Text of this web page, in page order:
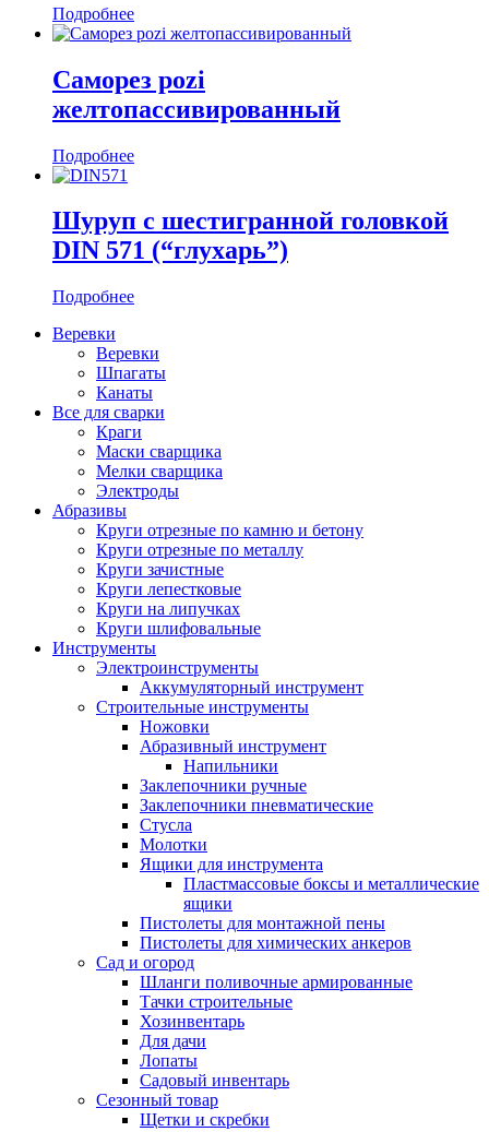
Подробнее
Саморез pozi
желтопассивированный
Подробнее
Шуруп с шестигранной головкой
DIN 571 (“глухарь”)
Подробнее
Веревки
Веревки
Шпагаты
Канаты
Все для сварки
Краги
Маски сварщика
Мелки сварщика
Электроды
Абразивы
Круги отрезные по камню и бетону
Круги отрезные по металлу
Круги зачистные
Круги лепестковые
Круги на липучках
Круги шлифовальные
Инструменты
Электроинструменты
Аккумуляторный инструмент
Строительные инструменты
Ножовки
Абразивный инструмент
Напильники
Заклепочники ручные
Заклепочники пневматические
Стусла
Молотки
Ящики для инструмента
Пластмассовые боксы и металлические
ящики
Пистолеты для монтажной пены
Пистолеты для химических анкеров
Сад и огород
Шланги поливочные армированные
Тачки строительные
Хозинвентарь
Для дачи
Лопаты
Садовый инвентарь
Сезонный товар
Щетки и скребки